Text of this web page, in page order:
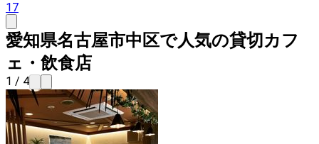
17
愛知県名古屋市中区で人気の貸切カフ
ェ・飲食店
1 / 4